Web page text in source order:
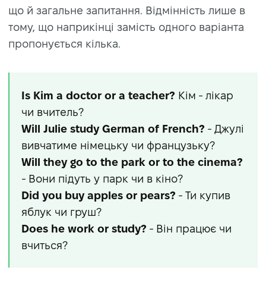
що й загальне запитання. Відмінність лише в
тому, що наприкінці замість одного варіанта
пропонується кілька.
Is Kim a doctor or a teacher? Кім - лікар
чи вчитель?
Will Julie study German of French? - Джулі
вивчатиме німецьку чи французьку?
Will they go to the park or to the cinema?
- Вони підуть у парк чи в кіно?
Did you buy apples or pears? - Ти купив
яблук чи груш?
Does he work or study? - Він працює чи
вчиться?